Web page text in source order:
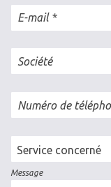
E-mail
Société
Numéro de
Cellule
concernée
Message